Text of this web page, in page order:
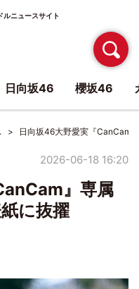
ニュースサイト
日向坂46大野愛実『CanCam
2026-06-18 16:20
』専属
に抜擢
日向坂46 櫻坂46